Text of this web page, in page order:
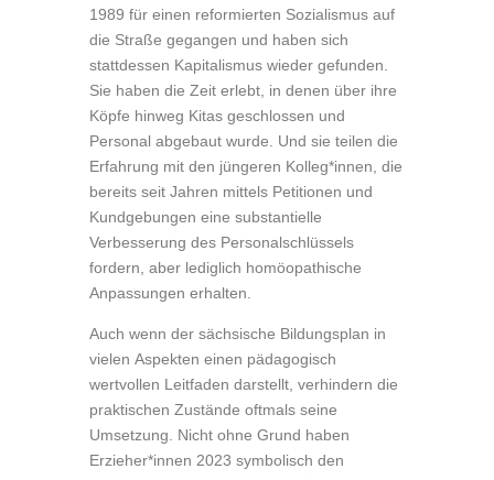
1989 für einen reformierten Sozialismus auf
die Straße gegangen und haben sich
stattdessen Kapitalismus wieder gefunden.
Sie haben die Zeit erlebt, in denen über ihre
Köpfe hinweg Kitas geschlossen und
Personal abgebaut wurde. Und sie teilen die
Erfahrung mit den jüngeren Kolleg*innen, die
bereits seit Jahren mittels Petitionen und
Kundgebungen eine substantielle
Verbesserung des Personalschlüssels
fordern, aber lediglich homöopathische
Anpassungen erhalten.
Auch wenn der sächsische Bildungsplan in
vielen Aspekten einen pädagogisch
wertvollen Leitfaden darstellt, verhindern die
praktischen Zustände oftmals seine
Umsetzung. Nicht ohne Grund haben
Erzieher*innen 2023 symbolisch den